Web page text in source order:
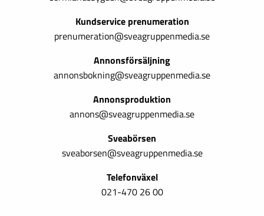
Kundservice prenumeration
prenumeration@sveagruppenmedia.se
Annonsförsäljning
annonsbokning@sveagruppenmedia.se
Annonsproduktion
annons@sveagruppenmedia.se
Sveabörsen
sveaborsen@sveagruppenmedia.se
Telefonväxel
021-470 26 00